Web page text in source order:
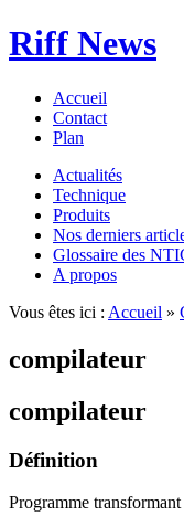
Riff News
Accueil
Contact
Plan
Actualités
Technique
Produits
Nos derniers
Glossaire des
A propos
Vous êtes ici : Accueil »
compilateur
compilateur
Définition
Programme